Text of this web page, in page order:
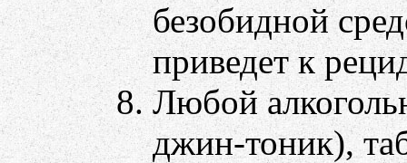
безобидной
приведет к
Любой
джин-тоник),